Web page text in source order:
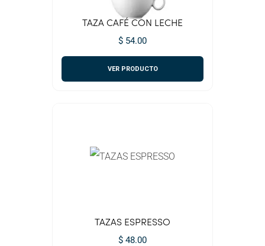
TAZA CAFÉ CON LECHE
$ 54.00
VER PRODUCTO
TAZAS ESPRESSO
$ 48.00